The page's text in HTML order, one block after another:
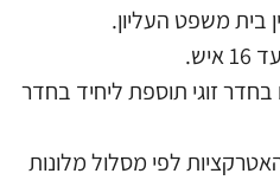
לאדם בחדר זוגי תוספת ליחיד בחדר
לפי מסלול מלונות